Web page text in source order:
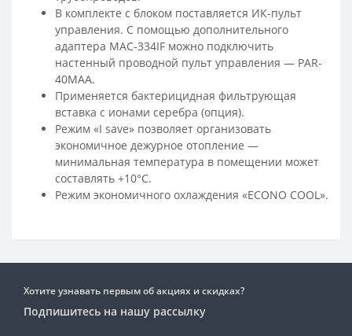
В комплекте с блоком поставляется ИК-пульт
управления. С помощью дополнительного
адаптера MAC-334IF можно подключить
настенный проводной пульт управления — PAR-
40MAA.
Применяется бактерицидная фильтрующая
вставка с ионами серебра (опция).
Режим «I save» позволяет организовать
экономичное дежурное отопление —
минимальная температура в помещении может
составлять +10°С.
Режим экономичного охлаждения «ECONO COOL».
Хотите узнавать первым об акциях и скидках?
Подпишитесь на нашу рассылку